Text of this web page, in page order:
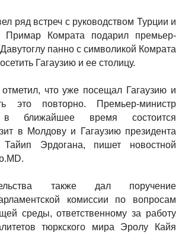
ряд встреч с руководством Турции и
Примар Комрата подарил премьер-
панно с символикой Комрата
Гагаузию и ее столицу.
что уже посещал Гагаузию и
это повторно. Премьер-министр
ближайшее время состоится
в Молдову и Гагаузию президента
Эрдогана, пишет новостной
также дал поручение
комиссии по вопросам
среды, ответственному за работу
тюркского мира Эролу Кайя